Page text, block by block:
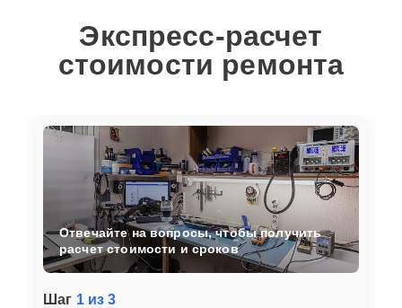
Экспресс-расчет
стоимости ремонта
Шаг 1 из 3
Отвечайте на вопросы, чтобы получить
расчет стоимости и сроков